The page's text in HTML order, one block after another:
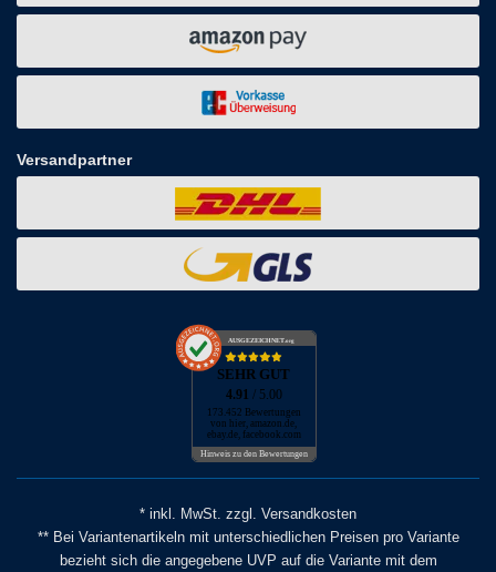
Versandpartner
AUSGEZEICHNET.org
SEHR GUT
4.91 / 5.00
173.452 Bewertungen
von hier, amazon.de,
ebay.de, facebook.com
Hinweis zu den Bewertungen
* inkl. MwSt. zzgl. Versandkosten
** Bei Variantenartikeln mit unterschiedlichen Preisen pro Variante
bezieht sich die angegebene UVP auf die Variante mit dem